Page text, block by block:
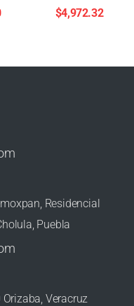
$4,972.32
Residencial
Puebla
Veracruz